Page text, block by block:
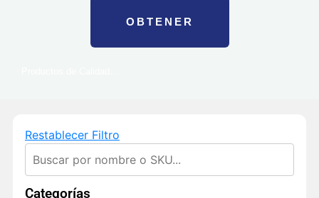
OBTENER
Restablecer Filtro
Categorías